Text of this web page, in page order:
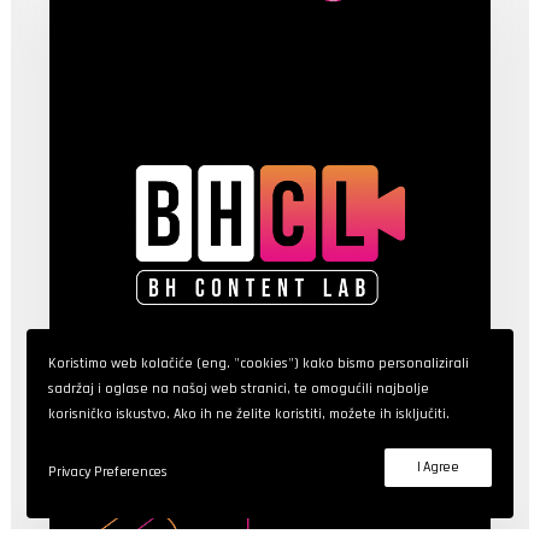
Koristimo web kolačiće (eng. "cookies") kako bismo personalizirali
sadržaj i oglase na našoj web stranici, te omogućili najbolje
korisničko iskustvo. Ako ih ne želite koristiti, možete ih isključiti.
Privacy Preferences I Agree